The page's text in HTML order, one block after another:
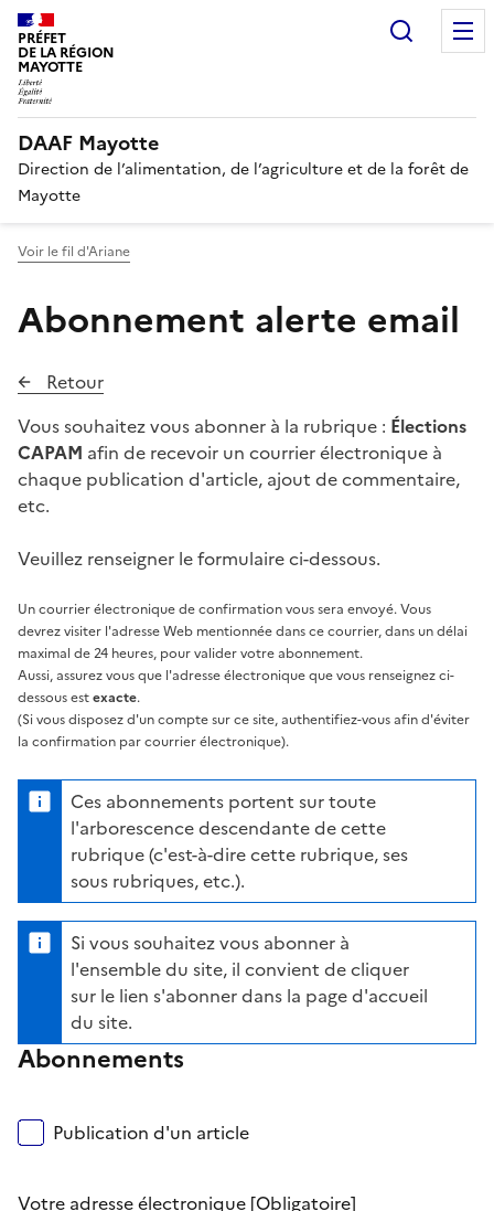
PRÉFET
DE LA RÉGION
MAYOTTE
DAAF Mayotte
Direction de l’alimentation, de l’agriculture et de la forêt de
Mayotte
Voir le fil d'Ariane
Abonnement alerte email
Retour
Vous souhaitez vous abonner à la rubrique : Élections
CAPAM afin de recevoir un courrier électronique à
chaque publication d'article, ajout de commentaire,
etc.
Veuillez renseigner le formulaire ci-dessous.
Un courrier électronique de confirmation vous sera envoyé. Vous
devrez visiter l'adresse Web mentionnée dans ce courrier, dans un délai
maximal de 24 heures, pour valider votre abonnement.
Aussi, assurez vous que l'adresse électronique que vous renseignez ci-
dessous estexacte.
(Si vous disposez d'un compte sur ce site, authentifiez-vous afin d'éviter
la confirmation par courrier électronique).
Ces abonnements portent sur toute
l'arborescence descendante de cette
rubrique (c'est-à-dire cette rubrique, ses
sous rubriques, etc.).
Si vous souhaitez vous abonner à
l'ensemble du site, il convient de cliquer
sur le lien s'abonner dans la page d'accueil
du site.
Abonnements
Publication d'un article
Votre adresse électronique [Obligatoire]